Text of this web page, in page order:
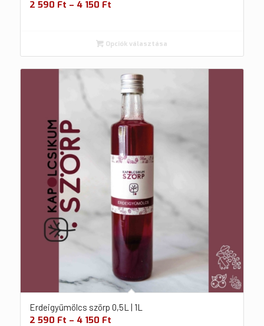
2 590 Ft – 4 150 Ft
Opciók választása
Erdeigyümölcs szörp 0,5L | 1L
2 590 Ft – 4 150 Ft